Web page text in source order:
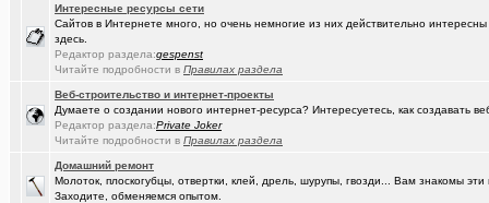
Обсуждения фотографий форумчан (на позитивной волне) - 4
FM-радиостанции в Омске и Омской области
Где хорошие кроссовки купить?(tramov) +42
Леонид Полежаев возращается на пост губернатора!
клипы, поднимающие русский (российский) дух.(k9zxc) +245
Интересные ресурсы сети
Сайтов в Интернете много, но очень немногие из них действительно
здесь.
Редактор раздела:gespenst
Читайте подробности в Правилах раздела
Веб-строительство и интернет-проекты
Думаете о создании нового интернет-ресурса? Интересуетесь, как создавать
Редактор раздела:Private Joker
Читайте подробности в Правилах раздела
Домашний ремонт
Молоток, плоскогубцы, отвертки, клей, дрель, шурупы, гвозди... Вам знакомы
Заходите, обменяемся опытом.